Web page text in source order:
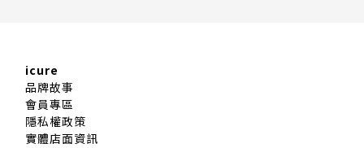
icure
品牌故事
會員專區
隱私權政策
實體店面資訊